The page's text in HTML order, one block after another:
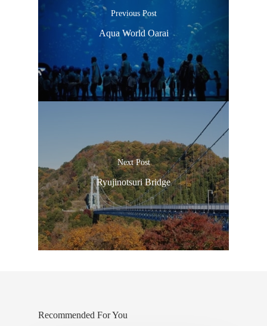
Previous Post
Aqua World Oarai
Next Post
Ryujinotsuri Bridge
Recommended For You